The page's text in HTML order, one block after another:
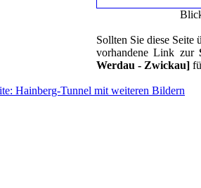
Sollten Sie diese Seite
vorhandene Link zur
Werdau - Zwickau]